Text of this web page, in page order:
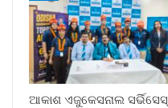
ଆକାଶ ଏଜୁକେସନାଲ ସର୍ଭିସେସ୍